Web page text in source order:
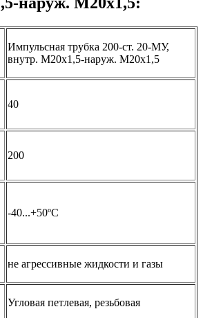
Импульсная трубка 200-ст. 20-МУ,
внутр. М20х1,5-наруж. М20х1,5
40
200
-40...+50ºС
не агрессивные жидкости и газы
Угловая петлевая, резьбовая